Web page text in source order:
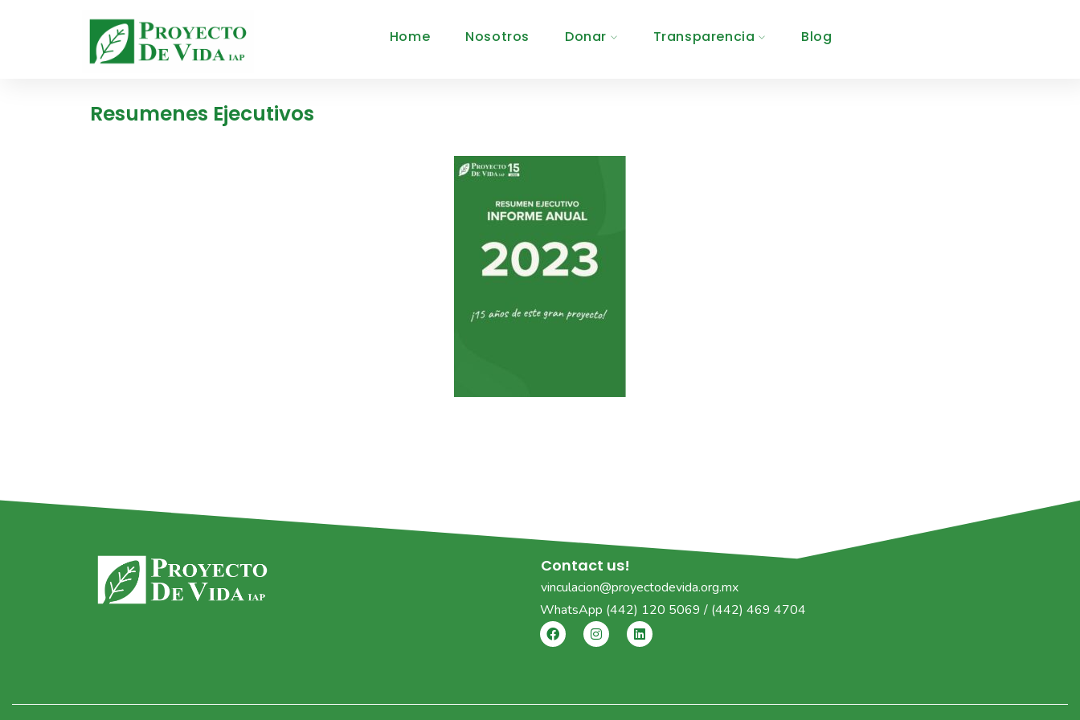
Home Nosotros Donar Transparencia Blog
Resumenes Ejecutivos
Contact us!
vinculacion@proyectodevida.org.mx
WhatsApp (442) 120 5069 / (442) 469 4704